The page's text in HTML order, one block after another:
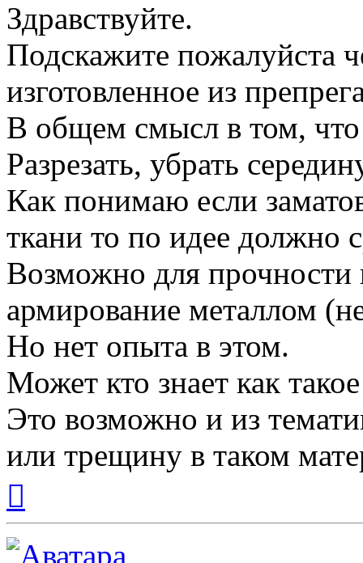
Здравствуйте.
Подскажите пожалуйста
изготовленное из
В общем смысл в том,
Разрезать, убрать
Как понимаю если
ткани то по идее должно
Возможно для
армирование металлом
Но нет опыта в этом.
Может кто знает как
Это возможно и из
или трещину в таком
началу